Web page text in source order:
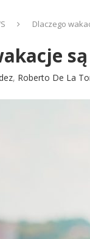
Dlaczego
, Roberto De La